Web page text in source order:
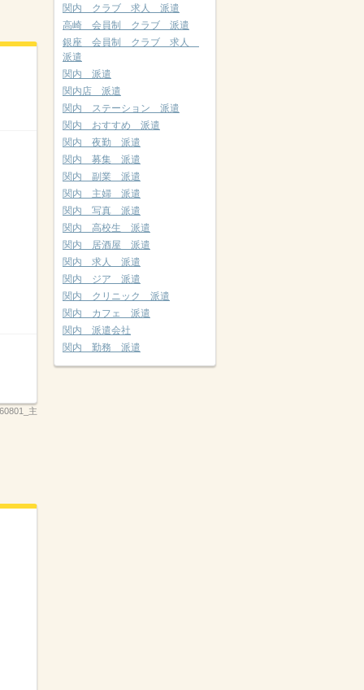
主
関内 クラブ 求人 派遣
高崎 会員制 クラブ 派遣
銀座 会員制 クラブ 求人
派遣
関内 派遣
関内店 派遣
関内 ステーション 派遣
関内 おすすめ 派遣
関内 夜勤 派遣
関内 募集 派遣
関内 副業 派遣
関内 主婦 派遣
関内 写真 派遣
関内 高校生 派遣
関内 居酒屋 派遣
関内 求人 派遣
関内 ジア 派遣
関内 クリニック 派遣
関内 カフェ 派遣
関内 派遣会社
関内 勤務 派遣